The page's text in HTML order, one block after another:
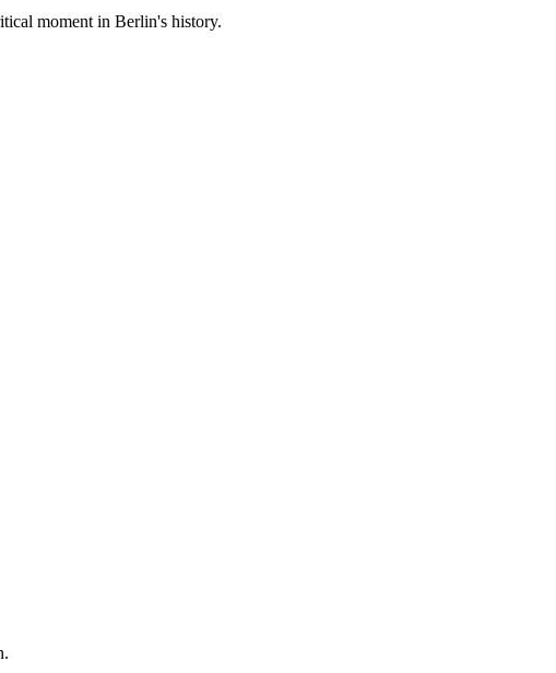
moment in Berlin's history.